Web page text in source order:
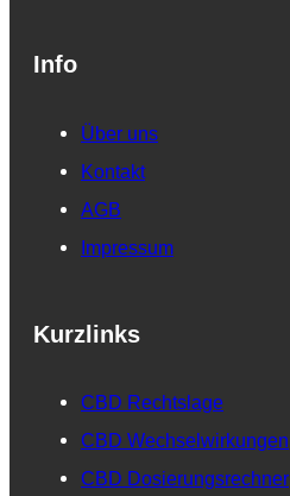
Info
Über uns
Kontakt
AGB
Impressum
Kurzlinks
CBD Rechtslage
CBD Wechselwirkungen
CBD Dosierungsrechner